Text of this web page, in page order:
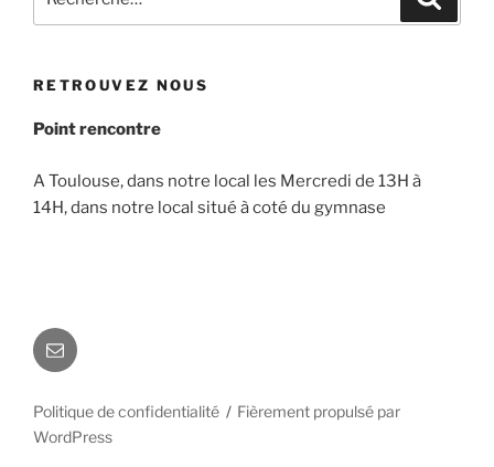
pour
RETROUVEZ NOUS
Point rencontre
A Toulouse, dans notre local les Mercredi de 13H à
14H, dans notre local situé à coté du gymnase
E-
mail
Politique de confidentialité
Fièrement propulsé par
WordPress